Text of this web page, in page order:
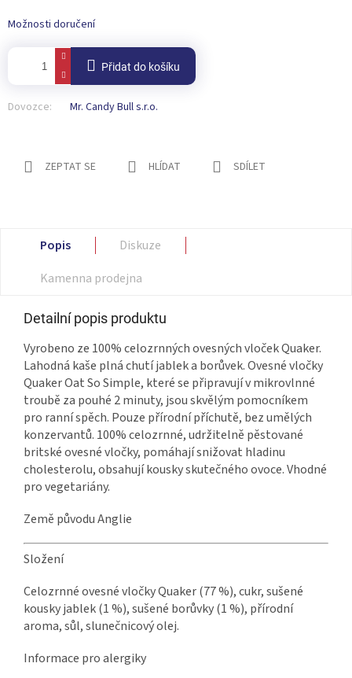
Možnosti doručení
Přidat do košíku
Dovozce: Mr. Candy Bull s.r.o.
ZEPTAT SE HLÍDAT SDÍLET
Popis
Diskuze
Kamenna prodejna
Detailní popis produktu
Vyrobeno ze 100% celozrnných ovesných vloček Quaker.
Lahodná kaše plná chutí jablek a borůvek. Ovesné vločky
Quaker Oat So Simple, které se připravují v mikrovlnné
troubě za pouhé 2 minuty, jsou skvělým pomocníkem
pro ranní spěch. Pouze přírodní příchutě, bez umělých
konzervantů. 100% celozrnné, udržitelně pěstované
britské ovesné vločky, pomáhají snižovat hladinu
cholesterolu, obsahují kousky skutečného ovoce. Vhodné
pro vegetariány.
Země původu Anglie
Složení
Celozrnné ovesné vločky Quaker (77 %), cukr, sušené
kousky jablek (1 %), sušené borůvky (1 %), přírodní
aroma, sůl, slunečnicový olej.
Informace pro alergiky